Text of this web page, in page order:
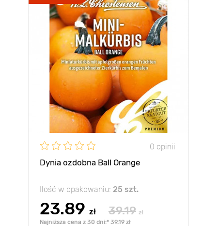
0 opinii
Dynia ozdobna Ball Orange
Ilość w opakowaniu: 25 szt.
23.89 zł 39.19 zł
Najniższa cena z 30 dni:* 39.19 zł